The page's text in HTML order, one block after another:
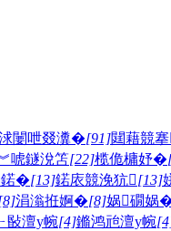
闄呭叕瀵�[91]閮藉競
唬鐩涗笘[22]榄佹槦妤�
鍩�[13]鍩庡競浼犺[13]
涓滃拰婀�[8]娲礀娲
敯澶у帵[4]鏅鸿兘澶у帵